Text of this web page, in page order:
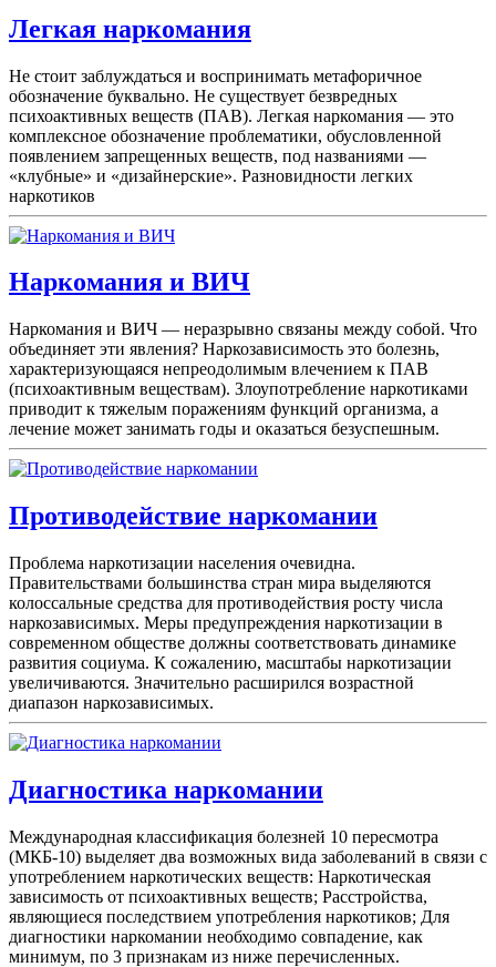
Легкая наркомания
Не стоит заблуждаться и воспринимать метафоричное
обозначение буквально. Не существует безвредных
психоактивных веществ (ПАВ). Легкая наркомания — это
комплексное обозначение проблематики, обусловленной
появлением запрещенных веществ, под названиями —
«клубные» и «дизайнерские». Разновидности легких
наркотиков
Наркомания и ВИЧ
Наркомания и ВИЧ — неразрывно связаны между собой. Что
объединяет эти явления? Наркозависимость это болезнь,
характеризующаяся непреодолимым влечением к ПАВ
(психоактивным веществам). Злоупотребление наркотиками
приводит к тяжелым поражениям функций организма, а
лечение может занимать годы и оказаться безуспешным.
Противодействие наркомании
Проблема наркотизации населения очевидна.
Правительствами большинства стран мира выделяются
колоссальные средства для противодействия росту числа
наркозависимых. Меры предупреждения наркотизации в
современном обществе должны соответствовать динамике
развития социума. К сожалению, масштабы наркотизации
увеличиваются. Значительно расширился возрастной
диапазон наркозависимых.
Диагностика наркомании
Международная классификация болезней 10 пересмотра
(МКБ-10) выделяет два возможных вида заболеваний в связи с
употреблением наркотических веществ: Наркотическая
зависимость от психоактивных веществ; Расстройства,
являющиеся последствием употребления наркотиков; Для
диагностики наркомании необходимо совпадение, как
минимум, по 3 признакам из ниже перечисленных.